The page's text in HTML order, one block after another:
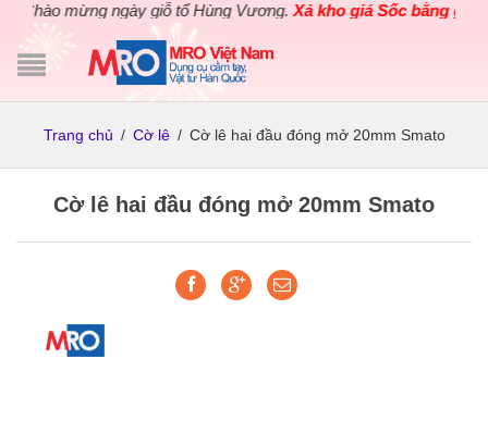
Chào mừng ngày giỗ tổ Hùng Vương.Xả kho giá Sốc bằng giá
Trang chủ / Cờ lê / Cờ lê hai đầu đóng mở 20mm Smato
Cờ lê hai đầu đóng mở 20mm Smato